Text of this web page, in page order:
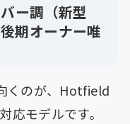
ー調（新型
期オーナー唯
くのが、Hotfield
応モデルです。